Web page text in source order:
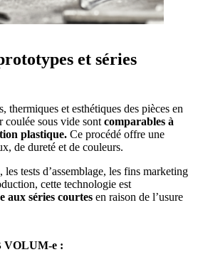
et séries
thermiques et esthétiques des pièces en
coulée sous vide sont comparables à
plastique. Ce procédé offre une
de dureté et de couleurs.
tests d’assemblage, les fins marketing
cette technologie est
aux séries courtes en raison de l’usure
VOLUM-e :